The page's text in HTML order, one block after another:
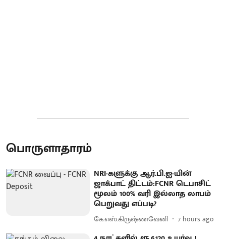
பொருளாதாரம்
NRI-களுக்கு ஆர்.பி.ஐ-யின்
ஜாக்பாட் திட்டம்:FCNR டெபாசிட்
மூலம் 100% வரி இல்லாத லாபம்
பெறுவது எப்படி?
கே.எஸ்.கிருஷ்ணவேனி 7 hours ago